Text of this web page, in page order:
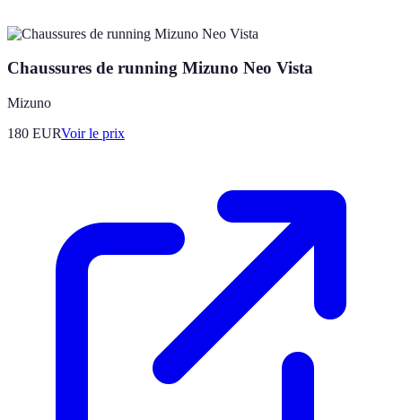
Chaussures de running Mizuno Neo Vista
Mizuno
180 EURVoir le prix